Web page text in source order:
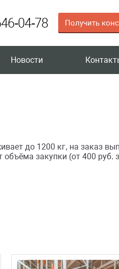
04-78 Получить
Новости
до 1200 кг, на заказ
закупки (от 400 руб.